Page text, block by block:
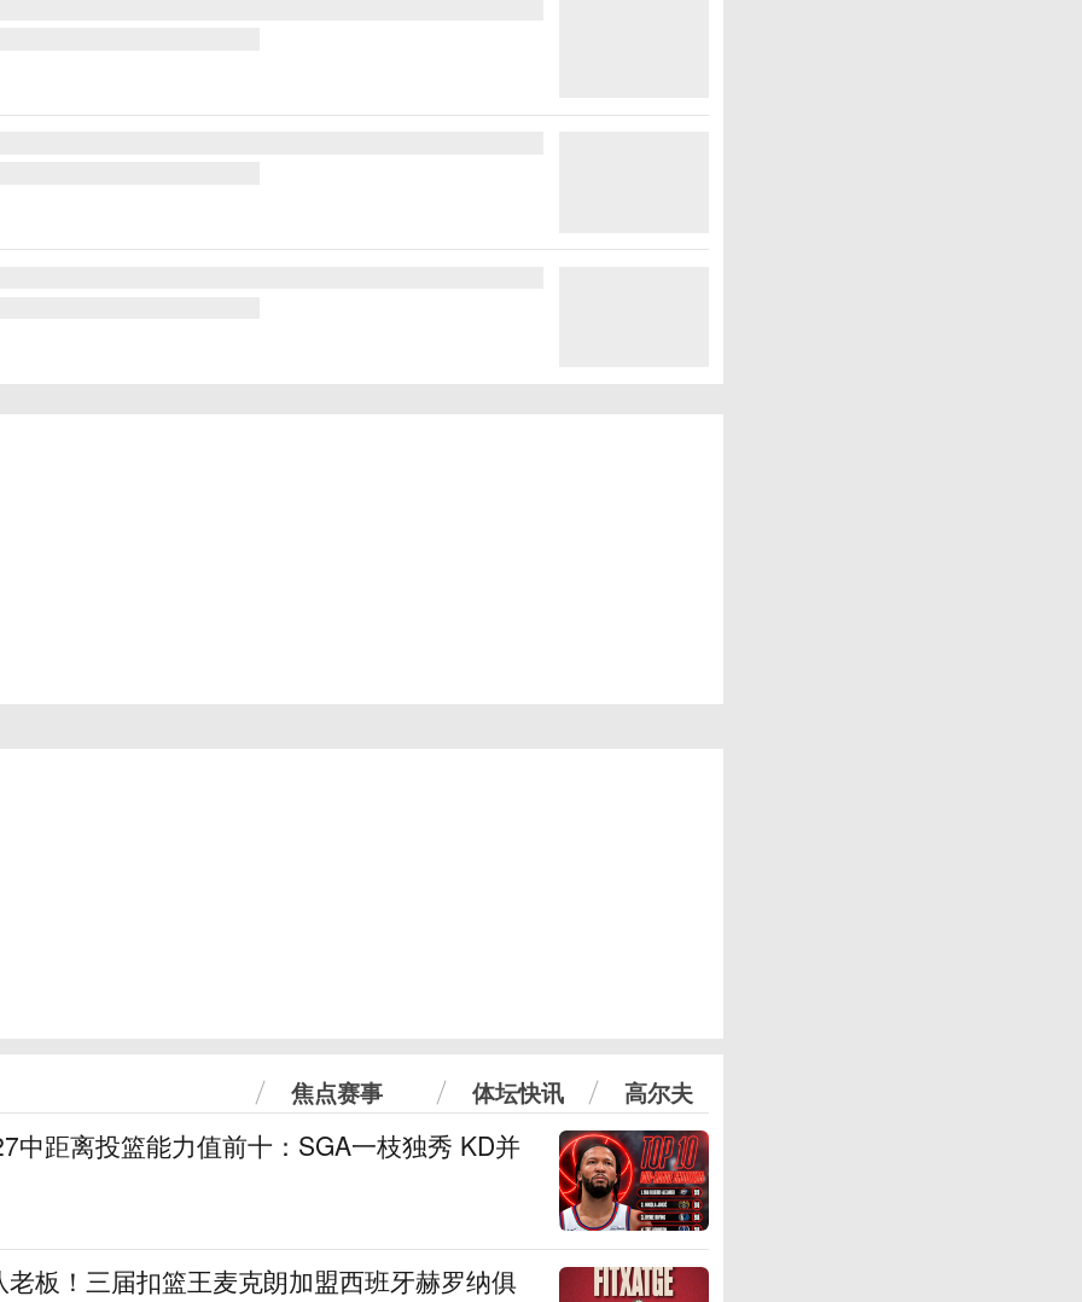
焦点赛事 体坛快讯 高尔夫
中距离投篮能力值前十：SGA一枝独秀 KD并
板！三届扣篮王麦克朗加盟西班牙赫罗纳俱